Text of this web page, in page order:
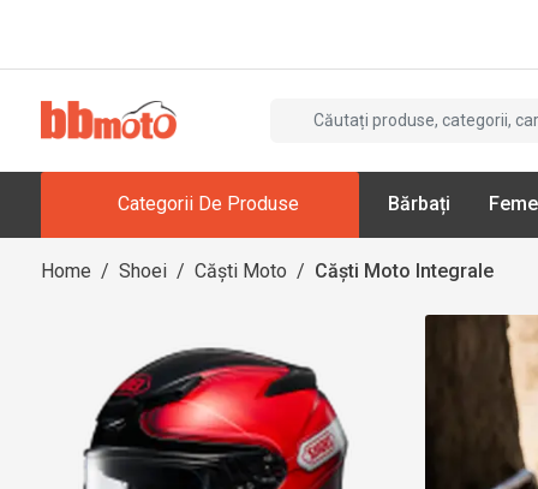
Categorii De Produse Bărbați
Home / Shoei / Căști Moto / Căști Moto Integrale